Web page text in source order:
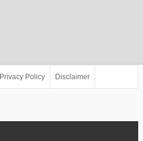
Privacy Policy Disclaimer